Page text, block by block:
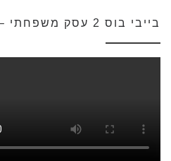
בייבי בוס 2 עסק משפחתי – טריילר רשמי מדובב